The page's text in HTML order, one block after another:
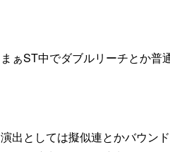
まぁST中でダブルリーチとか普
演出としては擬似連とかバウン